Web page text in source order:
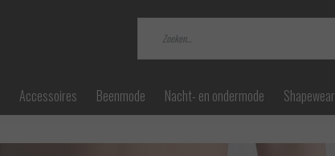
Accessoires Beenmode Nacht- en ondermode Shapewear